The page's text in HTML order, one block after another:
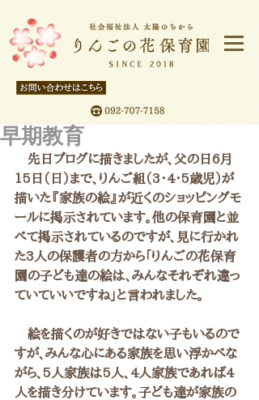
早期教育
先日ブログに描きましたが、父の日6月
15日（日）まで、りんご組（3・4・5歳児）が
描いた『家族の絵』が近くのショッピングモ
ールに掲示されています。他の保育園と並
べて掲示されているのですが、見に行かれ
た3人の保護者の方から「りんごの花保育
園の子ども達の絵は、みんなそれぞれ違っ
ていていいですね」と言われました。
絵を描くのが好きではない子もいるので
すが、みんな心にある家族を思い浮かべな
がら、5人家族は5人、4人家族であれば4
人を描き分けています。子ども達が家族の